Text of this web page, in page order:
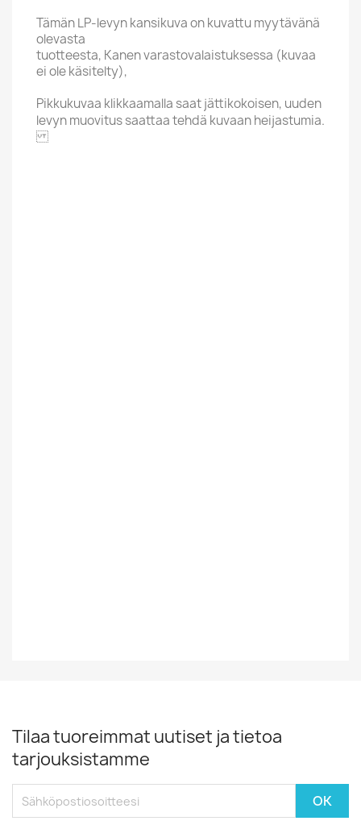
Tämän LP-levyn kansikuva on kuvattu myytävänä
olevasta
tuotteesta, Kanen varastovalaistuksessa (kuvaa
ei ole käsitelty),
Pikkukuvaa klikkaamalla saat jättikokoisen, uuden
levyn muovitus saattaa tehdä kuvaan heijastumia.
Tilaa tuoreimmat uutiset ja tietoa
tarjouksistamme